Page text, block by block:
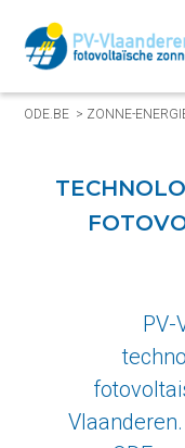
ODE.BE > ZONNE-
PV-